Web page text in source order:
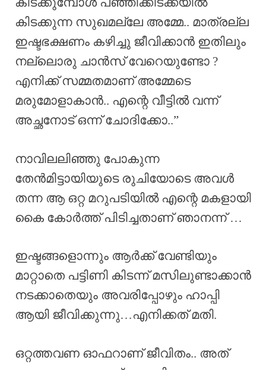
കിടക്കുന്ന സുഖമല്ലേ അമ്മേ.. മാത്രല്ല
ഇഷ്ടഭക്ഷണം കഴിച്ചു ജീവിക്കാൻ ഇതിലും
നല്ലൊരു ചാൻസ് വേറെയുണ്ടോ ?
എനിക്ക് സമ്മതമാണ് അമ്മേടെ
മരുമോളാകാൻ.. എന്റെ വീട്ടിൽ വന്ന്
അച്ഛനോട് ഒന്ന് ചോദിക്കോ..”
നാവിലലിഞ്ഞു പോകുന്ന
തേൻമിട്ടായിയുടെ രുചിയോടെ അവൾ
തന്ന ആ ഒറ്റ മറുപടിയിൽ എന്റെ മകളായി
കൈ കോർത്ത് പിടിച്ചതാണ് ഞാനന്ന് …
ഇഷ്ടങ്ങളൊന്നും ആർക്ക് വേണ്ടിയും
മാറ്റാതെ പട്ടിണി കിടന്ന് മസിലുണ്ടാക്കാൻ
നടക്കാതെയും അവരിപ്പോഴും ഹാപ്പി
ആയി ജീവിക്കുന്നു…എനിക്കത് മതി.
ഒറ്റത്തവണ ഓഫറാണ് ജീവിതം.. അത്